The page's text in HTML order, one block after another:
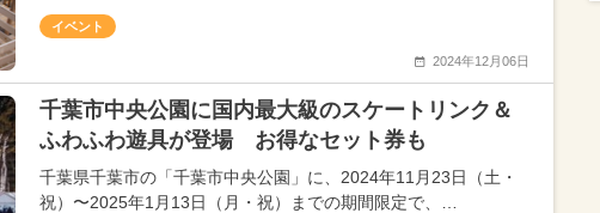
イベント
2024年12月06日
千葉市中央公園に国内最大級のスケートリンク＆
ふわふわ遊具が登場 お得なセット券も
千葉県千葉市の「千葉市中央公園」に、2024年11月23日（土・
祝）〜2025年1月13日（月・祝）までの期間限定で、…